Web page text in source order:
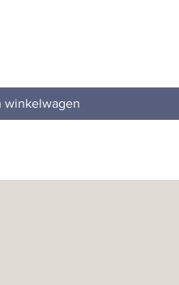
winkelwagen